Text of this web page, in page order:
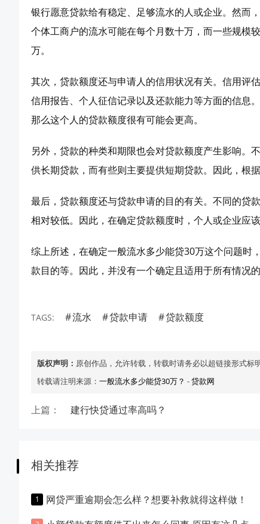
银行愿意贷款给有稳定、足够流水的人或企业。然而
个体工商户的流水可能在每个月数十万，而一些规模
万。
其次，贷款额度还与申请人的信用状况有关。信用评
信用报告、个人征信记录以及还款能力等方面的信息
那么这个人的贷款额度很有可能会更高。
另外，贷款的种类和期限也会对贷款额度产生影响。
供长期贷款，而有些则主要提供短期贷款。因此，根
最后，贷款额度还与贷款申请的目的有关。不同的贷
相对较低。因此，在确定贷款额度时，个人或企业应
综上所述，在确定一般流水多少能贷30万这个问题时
款目的等。因此，并没有一个确定且适用于所有情况的
TAGS: 流水 贷款申请 贷款额度
版权声明： 原创作品，允许转载，转载时请务必以超链接形式标
转载请注明来源： 一般流水多少能贷30万？ -贷款网
上篇： 建行快贷通过率高吗？
相关推荐
网贷严重逾期会怎么样？想要补救就得这样做！